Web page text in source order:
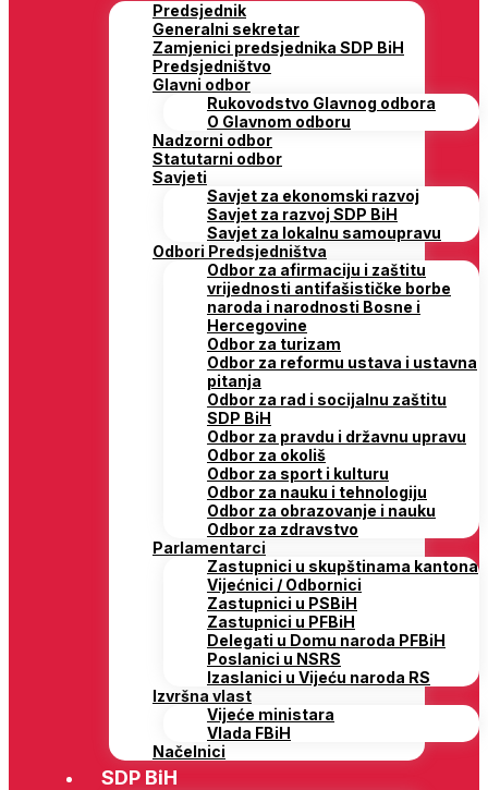
Predsjednik
Generalni sekretar
Zamjenici predsjednika SDP BiH
Predsjedništvo
Glavni odbor
Rukovodstvo Glavnog odbora
O Glavnom odboru
Nadzorni odbor
Statutarni odbor
Savjeti
Savjet za ekonomski razvoj
Savjet za razvoj SDP BiH
Savjet za lokalnu samoupravu
Odbori Predsjedništva
Odbor za afirmaciju i zaštitu
vrijednosti antifašističke borbe
naroda i narodnosti Bosne i
Hercegovine
Odbor za turizam
Odbor za reformu ustava i ustavna
pitanja
Odbor za rad i socijalnu zaštitu
SDP BiH
Odbor za pravdu i državnu upravu
Odbor za okoliš
Odbor za sport i kulturu
Odbor za nauku i tehnologiju
Odbor za obrazovanje i nauku
Odbor za zdravstvo
Parlamentarci
Zastupnici u skupštinama kantona
Vijećnici / Odbornici
Zastupnici u PSBiH
Zastupnici u PFBiH
Delegati u Domu naroda PFBiH
Poslanici u NSRS
Izaslanici u Vijeću naroda RS
Izvršna vlast
Vijeće ministara
Vlada FBiH
Načelnici
SDP BiH